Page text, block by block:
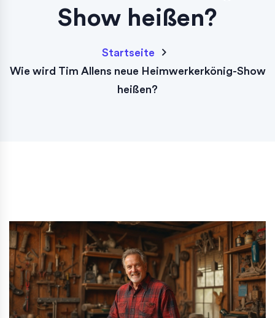
Show heißen?
Startseite
Wie wird Tim Allens neue Heimwerkerkönig-Show
heißen?